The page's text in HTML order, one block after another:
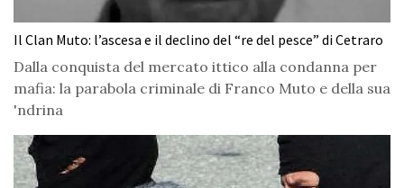
Il Clan Muto: l’ascesa e il declino del “re del pesce” di Cetraro
Dalla conquista del mercato ittico alla condanna per
mafia: la parabola criminale di Franco Muto e della sua
'ndrina